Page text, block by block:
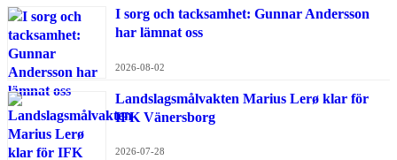
I sorg och tacksamhet: Gunnar Andersson
har lämnat oss
2026-08-02
Landslagsmålvakten Marius Lerø klar för
IFK Vänersborg
2026-07-28